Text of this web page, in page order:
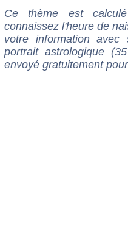
Ce thème est
connaissez l'heure de
votre information
portrait astrologique
envoyé gratuitement